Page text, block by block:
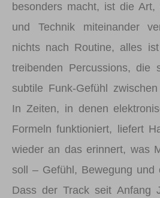
besonders macht, ist die
und Technik miteinander
nichts nach Routine, alles
treibenden Percussions, die
subtile Funk-Gefühl
In Zeiten, in denen
Formeln funktioniert, liefert
wieder an das erinnert, was
soll – Gefühl, Bewegung und
Dass der Track seit Anfang